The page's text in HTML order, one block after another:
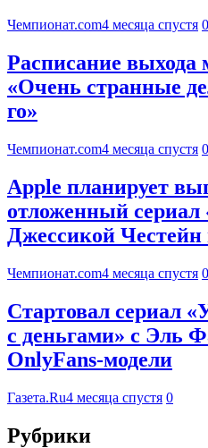
Чемпионат.com4 месяца спустя 0
Расписание выхода
«Очень странные
го»
Чемпионат.com4 месяца спустя 0
Apple планирует
отложенный сериал
Джессикой
Чемпионат.com4 месяца спустя 0
Стартовал сериал
с деньгами» с Эль
OnlyFans-модели
Газета.Ru4 месяца спустя 0
Рубрики